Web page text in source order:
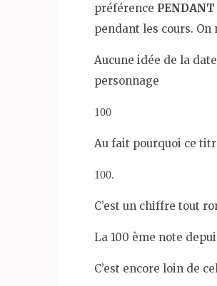
préférence
pendant les cours. On
Aucune idée de la
personnage
100
Au fait pourquoi ce
100.
C’est un chiffre tout
La 100 ème note
C’est encore loin de